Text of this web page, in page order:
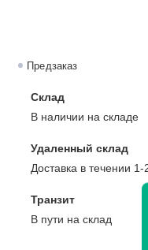
Предзаказ
Склад
В наличии на складе
Удаленный склад
Доставка в течении 1-
Транзит
В пути на склад